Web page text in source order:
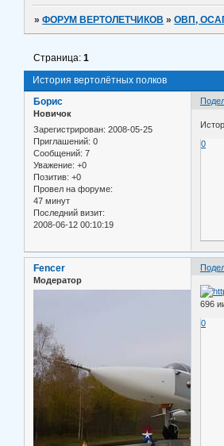
»ФОРУМ ВЕРТОЛЕТЧИКОВ »ОВП,
История вертолётных полков
Страница:1
Борис
Новичок
Зарегистрирован: 2008-05-25
Приглашений: 0
Сообщений: 7
Уважение: +0
Позитив: +0
Провел на форуме:
47 минут
Последний визит:
2008-06-12 00:10:19
0
Fencer
Модератор
696
0